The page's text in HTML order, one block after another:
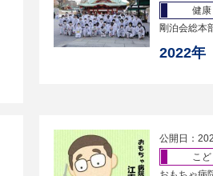
健
剛泊会総
2022
公開日：
こど